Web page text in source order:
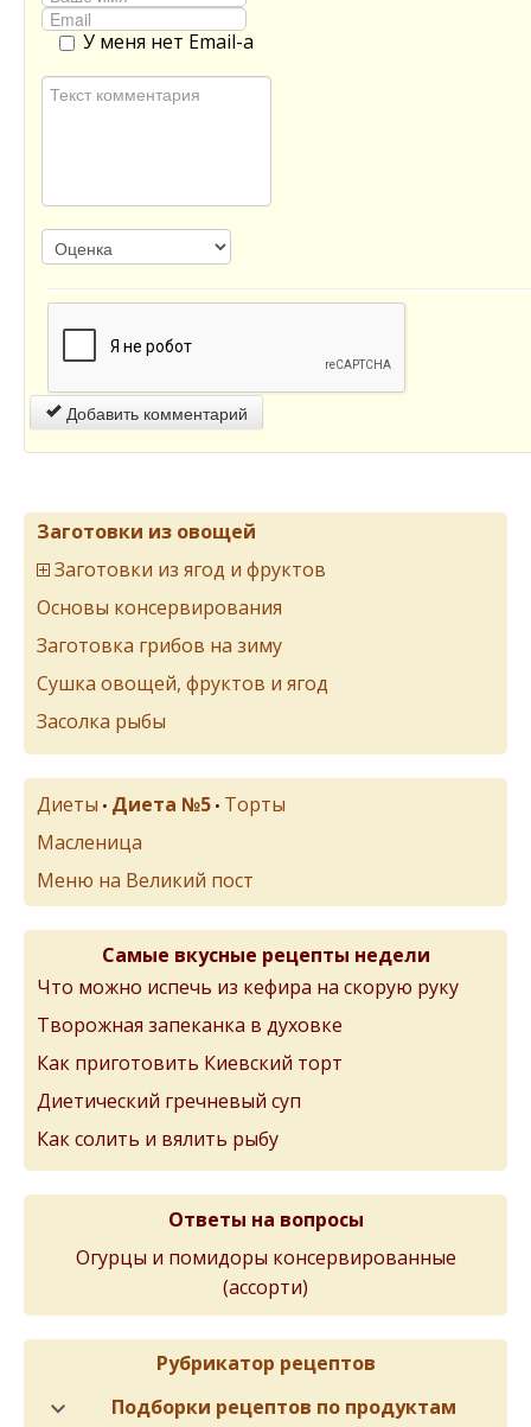
У меня нет Email-а
Добавить комментарий
Заготовки из овощей
Заготовки из ягод и фруктов
Основы консервирования
Заготовка грибов на зиму
Сушка овощей, фруктов и ягод
Засолка рыбы
Диеты • Диета №5 • Торты
Масленица
Меню на Великий пост
Самые вкусные рецепты недели
Что можно испечь из кефира на скорую руку
Творожная запеканка в духовке
Как приготовить Киевский торт
Диетический гречневый суп
Как солить и вялить рыбу
Ответы на вопросы
Огурцы и помидоры консервированные
(ассорти)
Рубрикатор рецептов
Подборки рецептов по продуктам